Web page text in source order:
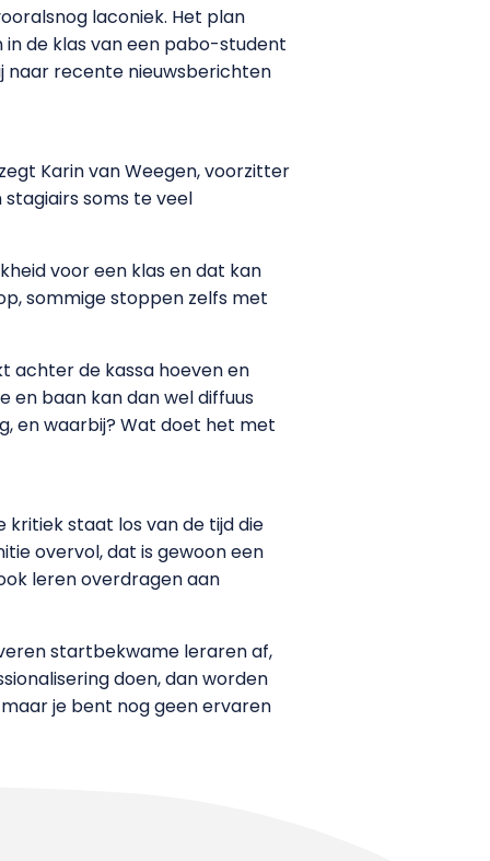
laconiek. Het plan
de klas van een pabo-student
naar recente nieuwsberichten
Karin van Weegen, voorzitter
soms te veel
voor een klas en dat kan
sommige stoppen zelfs met
achter de kassa hoeven en
en baan kan dan wel diffuus
en waarbij? Wat doet het met
staat los van de tijd die
overvol, dat is gewoon een
leren overdragen aan
startbekwame leraren af,
doen, dan worden
je bent nog geen ervaren